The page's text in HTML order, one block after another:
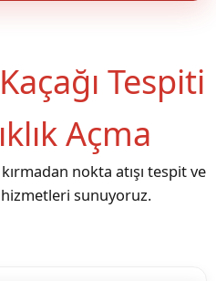
Tespiti
Açma
nokta atışı tespit ve
sunuyoruz.